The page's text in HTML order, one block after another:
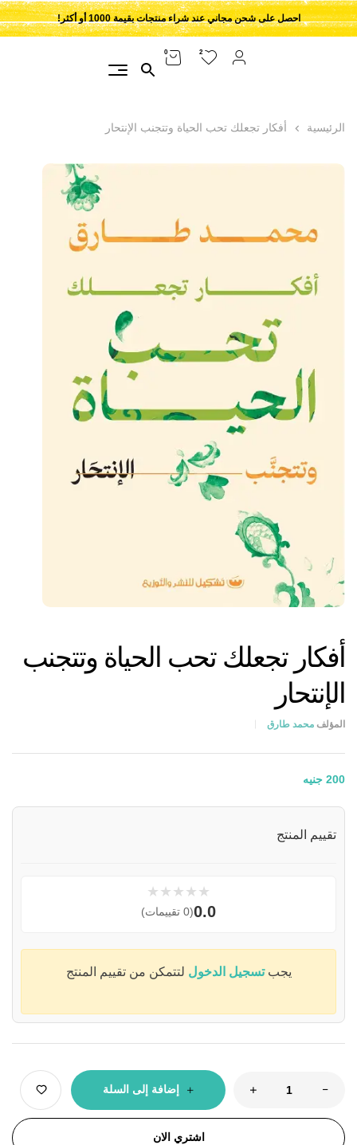
احصل على شحن مجاني عند شراء منتجات بقيمة 1000 أو أكثر!
2
0
الرئيسية أفكار تجعلك تحب الحياة وتتجنب الإنتحار
أفكار تجعلك تحب الحياة وتتجنب
الإنتحار
المؤلف محمد طارق
200 جنيه
تقييم المنتج
★
★
★
★
★
0.0(0 تقييمات)
يجبتسجيل الدخول لتتمكن من تقييم المنتج
إضافة إلى السلة
اشتري الان